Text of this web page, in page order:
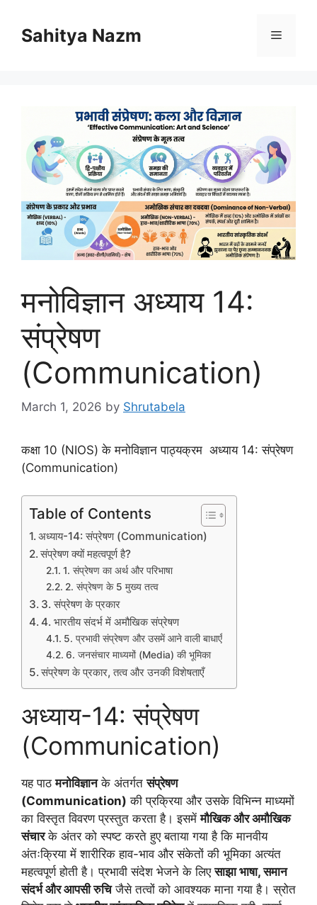
Sahitya Nazm
मनोविज्ञान अध्याय 14:
संप्रेषण
(Communication)
March 1, 2026 by Shrutabela
कक्षा 10 (NIOS) के मनोविज्ञान पाठ्यक्रम अध्याय 14: संप्रेषण
(Communication)
Table of Contents
अध्याय-14: संप्रेषण (Communication)
संप्रेषण क्यों महत्वपूर्ण है?
1. संप्रेषण का अर्थ और परिभाषा
2. संप्रेषण के 5 मुख्य तत्व
3. संप्रेषण के प्रकार
4. भारतीय संदर्भ में अमौखिक संप्रेषण
5. प्रभावी संप्रेषण और उसमें आने वाली बाधाएँ
6. जनसंचार माध्यमों (Media) की भूमिका
संप्रेषण के प्रकार, तत्व और उनकी विशेषताएँ
अध्याय-14: संप्रेषण
(Communication)
यह पाठमनोविज्ञानके अंतर्गतसंप्रेषण
(Communication) की प्रक्रिया और उसके विभिन्न माध्यमों
का विस्तृत विवरण प्रस्तुत करता है। इसमेंमौखिक और अमौखिक
संचारके अंतर को स्पष्ट करते हुए बताया गया है कि मानवीय
अंतःक्रिया में शारीरिक हाव-भाव और संकेतों की भूमिका अत्यंत
महत्वपूर्ण होती है। प्रभावी संदेश भेजने के लिएसाझा भाषा, समान
संदर्भ और आपसी रुचिजैसे तत्वों को आवश्यक माना गया है। स्रोत